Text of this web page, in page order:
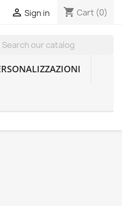
 Sign in shopping_cart Cart (0)